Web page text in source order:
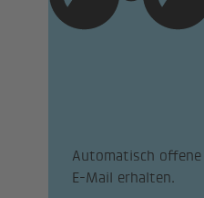
Automatisch
E-Mail erhalten.